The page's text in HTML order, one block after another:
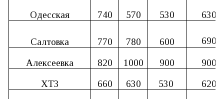
Одесская
740 570 530 630
Салтовка 770 780 600 690
Алексеевка 820 1000 900
900
ХТЗ
660 630 530
620